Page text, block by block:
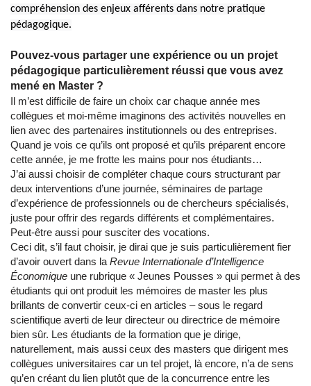
compréhension des enjeux afférents dans notre pratique
pédagogique.
Pouvez-vous partager une expérience ou un projet
pédagogique particulièrement réussi que vous avez
mené en Master ?
Il m’est difficile de faire un choix car chaque année mes
collègues et moi-même imaginons des activités nouvelles en
lien avec des partenaires institutionnels ou des entreprises.
Quand je vois ce qu’ils ont proposé et qu’ils préparent encore
cette année, je me frotte les mains pour nos étudiants…
J’ai aussi choisir de compléter chaque cours structurant par
deux interventions d’une journée, séminaires de partage
d’expérience de professionnels ou de chercheurs spécialisés,
juste pour offrir des regards différents et complémentaires.
Peut-être aussi pour susciter des vocations.
Ceci dit, s’il faut choisir, je dirai que je suis particulièrement fier
d’avoir ouvert dans la Revue Internationale d’Intelligence
Économique une rubrique « Jeunes Pousses » qui permet à des
étudiants qui ont produit les mémoires de master les plus
brillants de convertir ceux-ci en articles – sous le regard
scientifique averti de leur directeur ou directrice de mémoire
bien sûr. Les étudiants de la formation que je dirige,
naturellement, mais aussi ceux des masters que dirigent mes
collègues universitaires car un tel projet, là encore, n’a de sens
qu’en créant du lien plutôt que de la concurrence entre les